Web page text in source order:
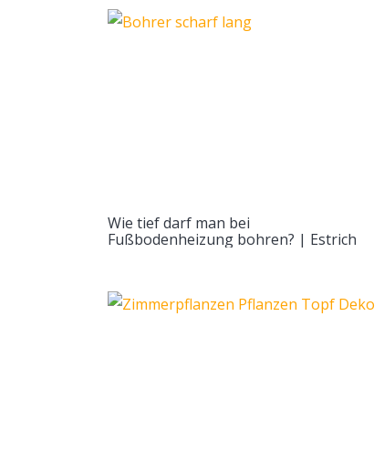
Wie tief darf man bei
Fußbodenheizung bohren? | Estrich